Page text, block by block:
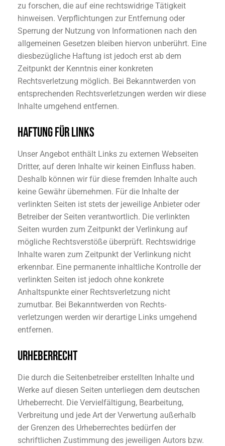
zu forschen, die auf eine rechtswidrige Tätigkeit
hinweisen. Verpflichtungen zur Entfernung oder
Sperrung der Nutzung von Informationen nach den
allgemeinen Gesetzen bleiben hiervon unberührt. Eine
diesbezügliche Haftung ist jedoch erst ab dem
Zeitpunkt der Kenntnis einer konkreten
Rechtsverletzung möglich. Bei Bekanntwerden von
entsprechenden Rechtsverletzungen werden wir diese
Inhalte umgehend entfernen.
HAFTUNG FÜR LINKS
Unser Angebot enthält Links zu externen Webseiten
Dritter, auf deren Inhalte wir keinen Einfluss haben.
Deshalb können wir für diese fremden Inhalte auch
keine Gewähr übernehmen. Für die Inhalte der
verlinkten Seiten ist stets der jeweilige Anbieter oder
Betreiber der Seiten verantwortlich. Die verlinkten
Seiten wurden zum Zeitpunkt der Verlinkung auf
mögliche Rechtsverstöße überprüft. Rechtswidrige
Inhalte waren zum Zeitpunkt der Verlinkung nicht
erkennbar. Eine permanente inhaltliche Kontrolle der
verlinkten Seiten ist jedoch ohne konkrete
Anhaltspunkte einer Rechtsverletzung nicht
zumutbar. Bei Bekanntwerden von Rechts-
verletzungen werden wir derartige Links umgehend
entfernen.
URHEBERRECHT
Die durch die Seitenbetreiber erstellten Inhalte und
Werke auf diesen Seiten unterliegen dem deutschen
Urheberrecht. Die Vervielfältigung, Bearbeitung,
Verbreitung und jede Art der Verwertung außerhalb
der Grenzen des Urheberrechtes bedürfen der
schriftlichen Zustimmung des jeweiligen Autors bzw.